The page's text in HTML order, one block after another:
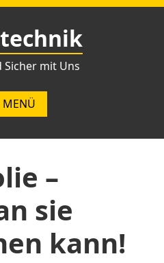
Sicher mit Uns
MENÜ
–
sie
kann!